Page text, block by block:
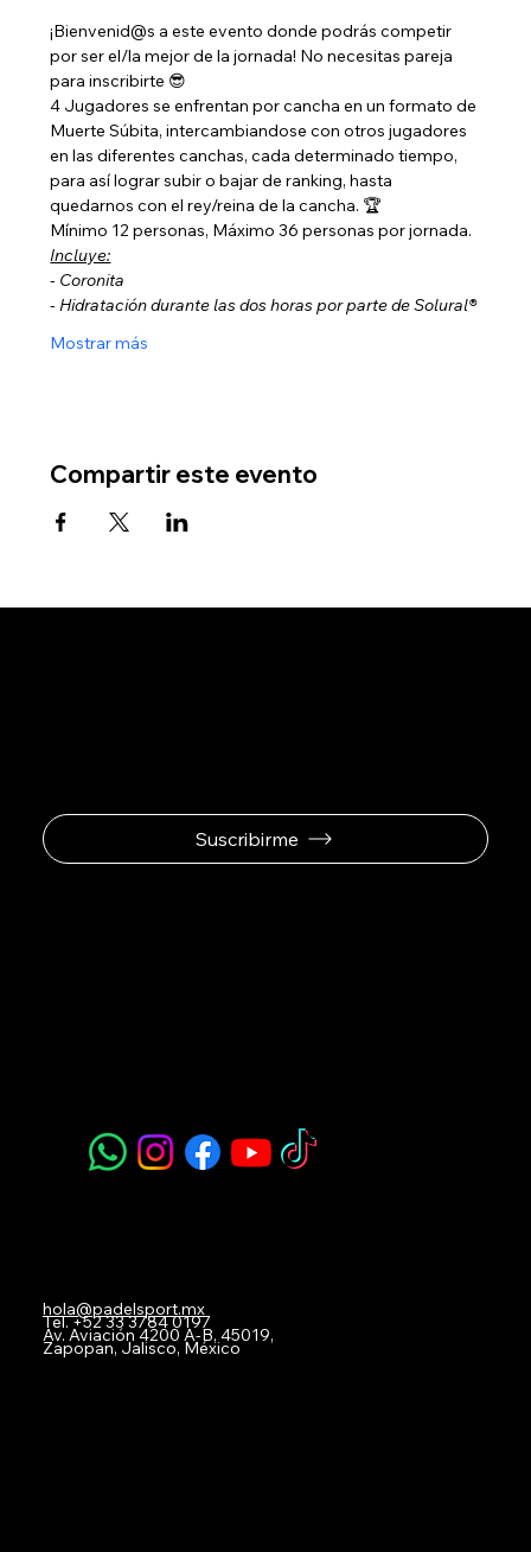
¡Bienvenid@s a este evento donde podrás competir
por ser el/la mejor de la jornada! No necesitas pareja
para inscribirte 😎
4 Jugadores se enfrentan por cancha en un formato de
Muerte Súbita, intercambiandose con otros jugadores
en las diferentes canchas, cada determinado tiempo,
para así lograr subir o bajar de ranking, hasta
quedarnos con el rey/reina de la cancha. 🏆
Mínimo 12 personas, Máximo 36 personas por jornada.
Incluye:
- Coronita
- Hidratación durante las dos horas por parte de Solural®
Mostrar más
Compartir este evento
Suscribirme
hola@padelsport.mx
Tel.+52 33 3784 0197
Av. Aviación 4200 A-B, 45019,
Zapopan, Jalisco, México